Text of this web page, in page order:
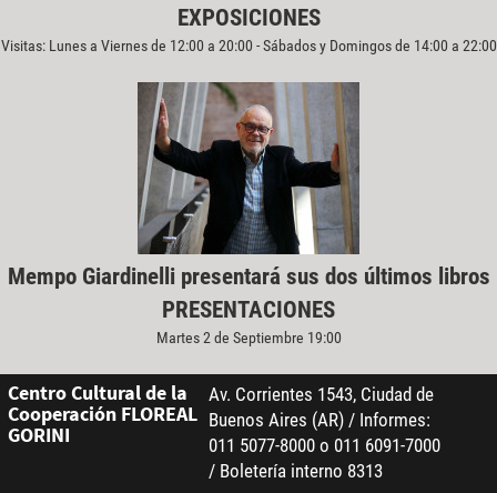
EXPOSICIONES
Visitas: Lunes a Viernes de 12:00 a 20:00 - Sábados y Domingos de 14:00 a 22:00
Mempo Giardinelli presentará sus dos últimos libros
PRESENTACIONES
Martes 2 de Septiembre 19:00
Centro Cultural de la
Cooperación FLOREAL
GORINI
Av. Corrientes 1543, Ciudad de
Buenos Aires (AR) / Informes:
011 5077-8000 o 011 6091-7000
/ Boletería interno 8313